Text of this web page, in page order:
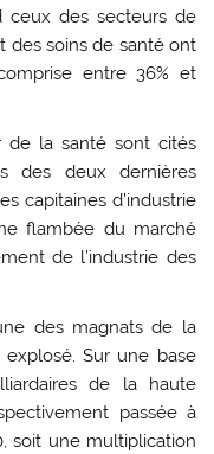
ceux des secteurs de
des soins de santé ont
entre 36% et
de la santé sont cités
des deux dernières
capitaines d’industrie
flambée du marché
de l’industrie des
des magnats de la
Sur une base
de la haute
passée à
soit une multiplication